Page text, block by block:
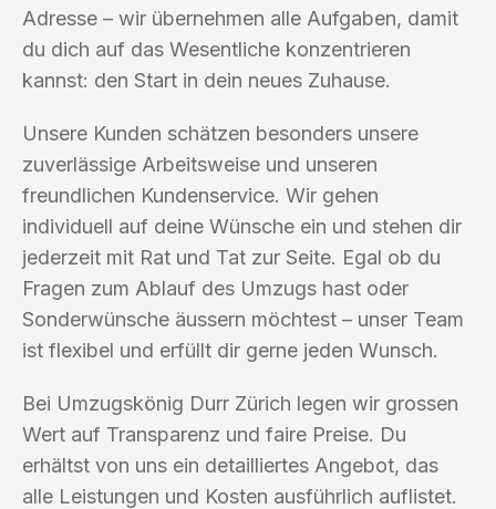
Adresse – wir übernehmen alle Aufgaben, damit
du dich auf das Wesentliche konzentrieren
kannst: den Start in dein neues Zuhause.
Unsere Kunden schätzen besonders unsere
zuverlässige Arbeitsweise und unseren
freundlichen Kundenservice. Wir gehen
individuell auf deine Wünsche ein und stehen dir
jederzeit mit Rat und Tat zur Seite. Egal ob du
Fragen zum Ablauf des Umzugs hast oder
Sonderwünsche äussern möchtest – unser Team
ist flexibel und erfüllt dir gerne jeden Wunsch.
Bei Umzugskönig Durr Zürich legen wir grossen
Wert auf Transparenz und faire Preise. Du
erhältst von uns ein detailliertes Angebot, das
alle Leistungen und Kosten ausführlich auflistet.